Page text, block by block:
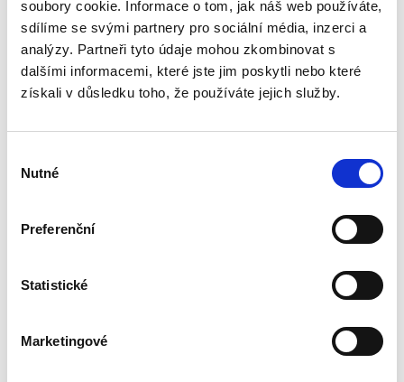
soubory cookie. Informace o tom, jak náš web používáte,
sdílíme se svými partnery pro sociální média, inzerci a
analýzy. Partneři tyto údaje mohou zkombinovat s
dalšími informacemi, které jste jim poskytli nebo které
získali v důsledku toho, že používáte jejich služby.
souhlasu
Nutné
Preferenční
Statistické
Marketingové
republice. Druhé vydání této učební pomůcky
reaguje na vývoj v oblasti...
Úvod do práva
obohacení
Publikace poskytuje ucelený přehled úpravy